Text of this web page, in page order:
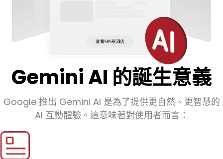
Gemini AI 的誕生意義
Google 推出 Gemini AI 是為了提供更自然、更智慧的
AI 互動體驗。這意味著對使用者而言：